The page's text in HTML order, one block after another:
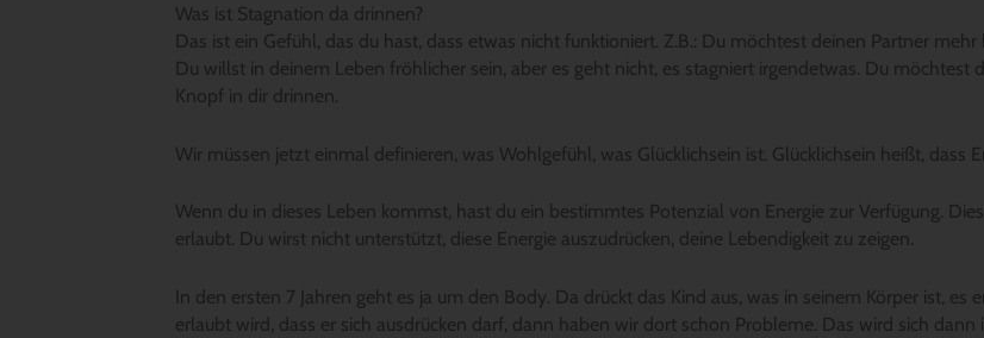
Was ist Stagnation da drinnen?
Das ist ein Gefühl, das du hast, dass etwas nicht funktioniert. Z.B.: Du möchtest deinen Partner
Du willst in deinem Leben fröhlicher sein, aber es geht nicht, es stagniert irgendetwas. Du möchtest
Knopf in dir drinnen.
Wir müssen jetzt einmal definieren, was Wohlgefühl, was Glücklichsein ist. Glücklichsein heißt, dass
Wenn du in dieses Leben kommst, hast du ein bestimmtes Potenzial von Energie zur Verfügung.
erlaubt. Du wirst nicht unterstützt, diese Energie auszudrücken, deine Lebendigkeit zu zeigen.
In den ersten 7 Jahren geht es ja um den Body. Da drückt das Kind aus, was in seinem Körper ist,
erlaubt wird, dass er sich ausdrücken darf, dann haben wir dort schon Probleme. Das wird sich